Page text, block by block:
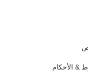
& الأحكام